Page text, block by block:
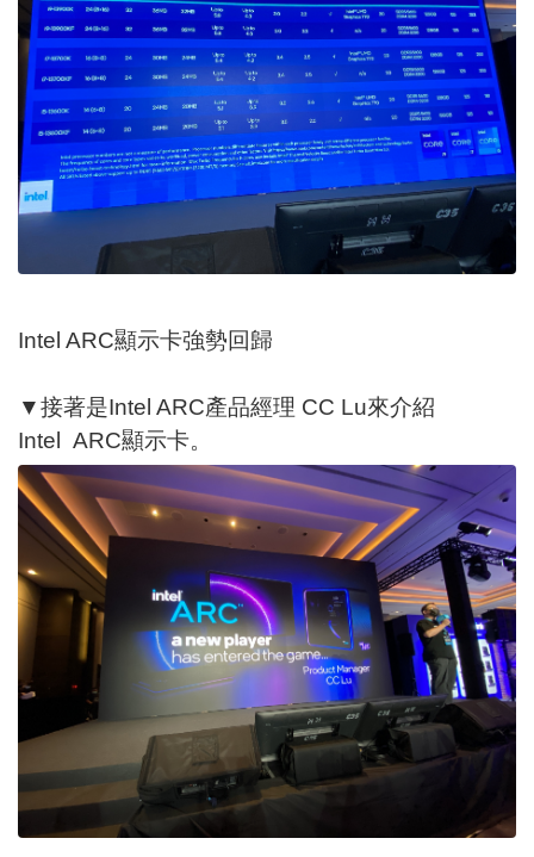
Intel ARC顯示卡強勢回歸
▼接著是Intel ARC產品經理 CC Lu來介紹
Intel ARC顯示卡。